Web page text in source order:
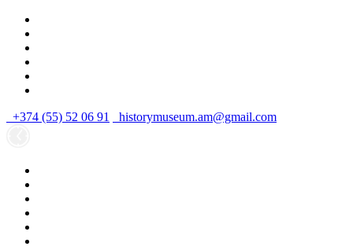
+374 (55) 52 06 91 historymuseum.am@gmail.com